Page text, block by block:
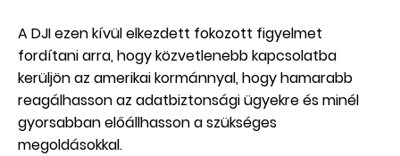
A DJI ezen kívül elkezdett fokozott figyelmet
fordítani arra, hogy közvetlenebb kapcsolatba
kerüljön az amerikai kormánnyal, hogy hamarabb
reagálhasson az adatbiztonsági ügyekre és minél
gyorsabban előállhasson a szükséges
megoldásokkal.